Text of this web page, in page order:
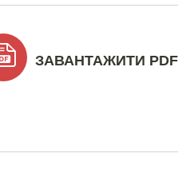
ЗАВАНТАЖИТИ PDF